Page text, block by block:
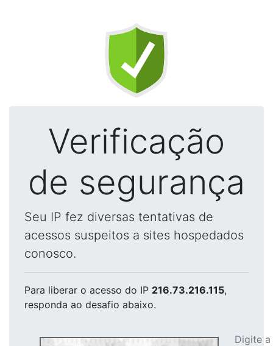
Verificação
de segurança
Seu IP fez diversas tentativas de
acessos suspeitos a sites hospedados
conosco.
Para liberar o acesso do IP 216.73.216.115,
responda ao desafio abaixo.
Digite